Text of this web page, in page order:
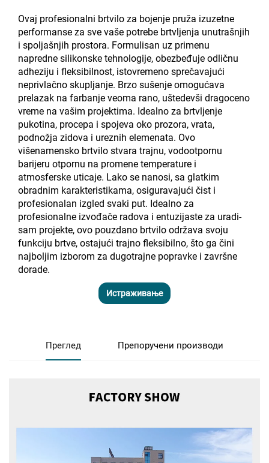
Ovaj profesionalni brtvilo za bojenje pruža izuzetne
performanse za sve vaše potrebe brtvljenja unutrašnjih
i spoljašnjih prostora. Formulisan uz primenu
napredne silikonske tehnologije, obezbeđuje odličnu
adheziju i fleksibilnost, istovremeno sprečavajući
neprivlačno skupljanje. Brzo sušenje omogućava
prelazak na farbanje veoma rano, uštedevši dragoceno
vreme na vašim projektima. Idealno za brtvljenje
pukotina, procepa i spojeva oko prozora, vrata,
podnožja zidova i ureznih elemenata. Ovo
višenamensko brtvilo stvara trajnu, vodootpornu
barijeru otpornu na promene temperature i
atmosferske uticaje. Lako se nanosi, sa glatkim
obradnim karakteristikama, osiguravajući čist i
profesionalan izgled svaki put. Idealno za
profesionalne izvođače radova i entuzijaste za uradi-
sam projekte, ovo pouzdano brtvilo održava svoju
funkciju brtve, ostajući trajno fleksibilno, što ga čini
najboljim izborom za dugotrajne popravke i završne
dorade.
Истраживање
Преглед Препоручени производи